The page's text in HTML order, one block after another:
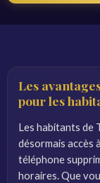
Les
pour les
Les habitants de
désormais accès
téléphone
horaires. Que